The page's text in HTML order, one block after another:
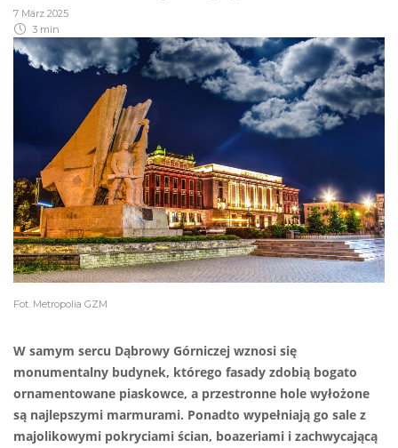
7 März 2025
3 min
Fot. Metropolia GZM
W samym sercu Dąbrowy Górniczej wznosi się
monumentalny budynek, którego fasady zdobią bogato
ornamentowane piaskowce, a przestronne hole wyłożone
są najlepszymi marmurami. Ponadto wypełniają go sale z
majolikowymi pokryciami ścian, boazeriami i zachwycającą